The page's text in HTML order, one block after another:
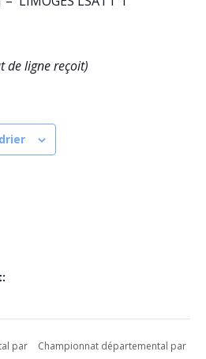
de ligne reçoit)
par Championnat départemental par